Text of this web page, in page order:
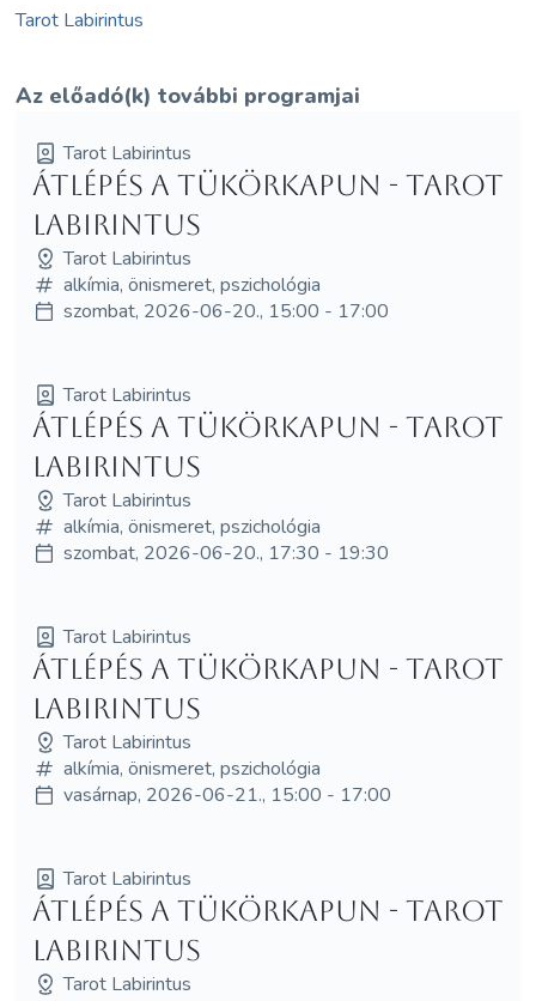
Tarot Labirintus
Az előadó(k) további programjai
Tarot Labirintus
Átlépés a tükörkapun - Tarot
Labirintus
Tarot Labirintus
alkímia, önismeret, pszichológia
szombat, 2026-06-20., 15:00 - 17:00
Tarot Labirintus
Átlépés a tükörkapun - Tarot
Labirintus
Tarot Labirintus
alkímia, önismeret, pszichológia
szombat, 2026-06-20., 17:30 - 19:30
Tarot Labirintus
Átlépés a tükörkapun - Tarot
Labirintus
Tarot Labirintus
alkímia, önismeret, pszichológia
vasárnap, 2026-06-21., 15:00 - 17:00
Tarot Labirintus
Átlépés a tükörkapun - Tarot
Labirintus
Tarot Labirintus